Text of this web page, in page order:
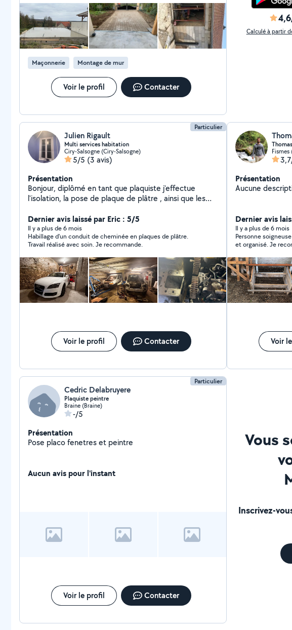
Maçonnerie Montage de mur
Voir le profil Contacter
Calculé à partir
Particulier
Julien Rigault
Multi services habitation
Ciry-Salsogne (Ciry-Salsogne)
5/5 (3 avis)
Présentation
Bonjour, diplômé en tant que plaquiste j'effectue
l'isolation, la pose de plaque de plâtre , ainsi que les
travaux de plomberie et de finition intérieur. Ainsi que
toute réparation ou rénovation ,sanitaire, maçonnerie.
contactez moi pour toute demande. Je possède tout
le matériel nécessaire pour la réalisation d'un travail de
qualité
Dernier avis laissé par Eric : 5/5
Il y a plus de 6 mois
Habillage d'un conduit de cheminée en plaques de plâtre.
Travail réalisé avec soin. Je recommande.
Voir le profil Contacter
Thomas
Fismes
Présentation
Aucune
Dernier avis
Il y a plus de 6 mois
Personne
et organisé. Je
Voir
Particulier
Cedric Delabruyere
Plaquiste peintre
Braine (Braine)
-/5
Présentation
Pose placo fenetres et peintre
Aucun avis pour l'instant
Voir le profil Contacter
Vous
Inscrivez-